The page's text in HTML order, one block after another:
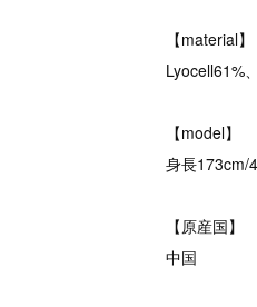
【material】
Lyocell61%
【model】
身長
【原産国】
中国